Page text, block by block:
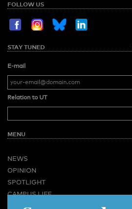
FOLLOW US
STAY TUNED
E-mail
Relation to UT
MENU
NEWS
OPINION
SPOTLIGHT
CAMPUS LIFE